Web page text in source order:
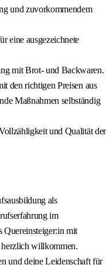
und zuvorkommendem
eine ausgezeichnete
mit Brot- und Backwaren.
den richtigen Preisen aus
Maßnahmen selbständig
und Qualität der
als
im
Quereinsteiger:in mit
herzlich willkommen.
und deine Leidenschaft für